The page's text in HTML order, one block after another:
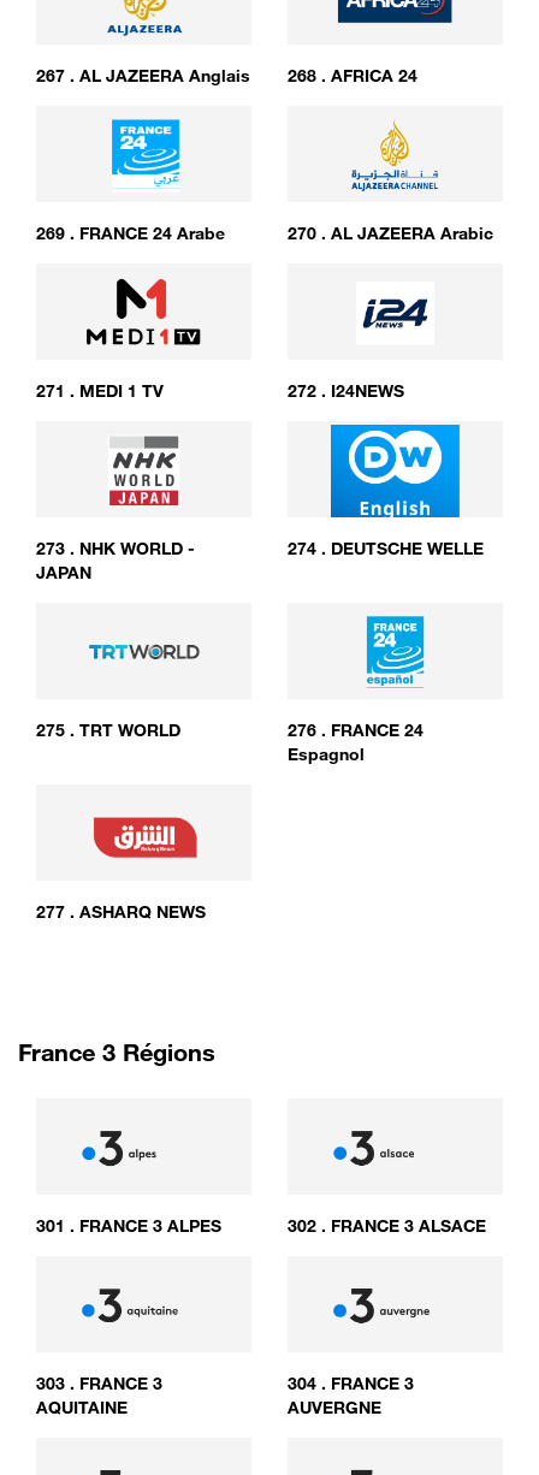
267 . AL JAZEERA Anglais 268 . AFRICA 24
269 . FRANCE 24 Arabe 270 . AL JAZEERA Arabic
271 . MEDI 1 TV 272 . I24NEWS
273 . NHK WORLD -
JAPAN
274 . DEUTSCHE WELLE
275 . TRT WORLD 276 . FRANCE 24
Espagnol
277 . ASHARQ NEWS
France 3 Régions
301 . FRANCE 3 ALPES 302 . FRANCE 3 ALSACE
303 . FRANCE 3
AQUITAINE
304 . FRANCE 3
AUVERGNE